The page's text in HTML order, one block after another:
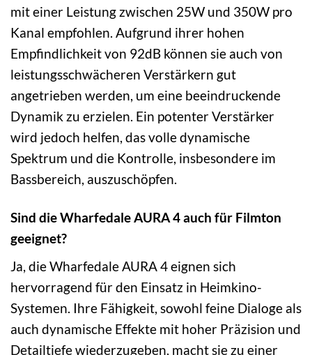
mit einer Leistung zwischen 25W und 350W pro
Kanal empfohlen. Aufgrund ihrer hohen
Empfindlichkeit von 92dB können sie auch von
leistungsschwächeren Verstärkern gut
angetrieben werden, um eine beeindruckende
Dynamik zu erzielen. Ein potenter Verstärker
wird jedoch helfen, das volle dynamische
Spektrum und die Kontrolle, insbesondere im
Bassbereich, auszuschöpfen.
Sind die Wharfedale AURA 4 auch für Filmton
geeignet?
Ja, die Wharfedale AURA 4 eignen sich
hervorragend für den Einsatz in Heimkino-
Systemen. Ihre Fähigkeit, sowohl feine Dialoge als
auch dynamische Effekte mit hoher Präzision und
Detailtiefe wiederzugeben, macht sie zu einer